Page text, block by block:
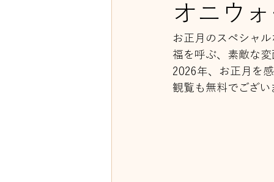
オニ
お正月のスペシャ
福を呼ぶ、素敵な
2026年、お正月を
観覧も無料でござ